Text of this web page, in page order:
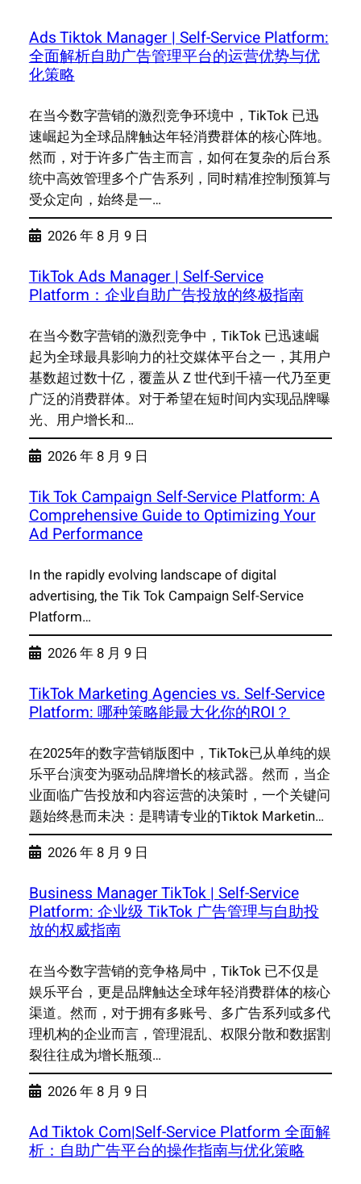
Ads Tiktok Manager | Self-Service Platform:
全面解析自助广告管理平台的运营优势与优
化策略
在当今数字营销的激烈竞争环境中，TikTok 已迅
速崛起为全球品牌触达年轻消费群体的核心阵地。
然而，对于许多广告主而言，如何在复杂的后台系
统中高效管理多个广告系列，同时精准控制预算与
受众定向，始终是一…
2026 年 8 月 9 日
TikTok Ads Manager | Self-Service
Platform：企业自助广告投放的终极指南
在当今数字营销的激烈竞争中，TikTok 已迅速崛
起为全球最具影响力的社交媒体平台之一，其用户
基数超过数十亿，覆盖从 Z 世代到千禧一代乃至更
广泛的消费群体。对于希望在短时间内实现品牌曝
光、用户增长和…
2026 年 8 月 9 日
Tik Tok Campaign Self-Service Platform: A
Comprehensive Guide to Optimizing Your
Ad Performance
In the rapidly evolving landscape of digital
advertising, the Tik Tok Campaign Self-Service
Platform…
2026 年 8 月 9 日
TikTok Marketing Agencies vs. Self-Service
Platform: 哪种策略能最大化你的ROI？
在2025年的数字营销版图中，TikTok已从单纯的娱
乐平台演变为驱动品牌增长的核武器。然而，当企
业面临广告投放和内容运营的决策时，一个关键问
题始终悬而未决：是聘请专业的Tiktok Marketin…
2026 年 8 月 9 日
Business Manager TikTok | Self-Service
Platform: 企业级 TikTok 广告管理与自助投
放的权威指南
在当今数字营销的竞争格局中，TikTok 已不仅是
娱乐平台，更是品牌触达全球年轻消费群体的核心
渠道。然而，对于拥有多账号、多广告系列或多代
理机构的企业而言，管理混乱、权限分散和数据割
裂往往成为增长瓶颈…
2026 年 8 月 9 日
Ad Tiktok Com|Self-Service Platform 全面解
析：自助广告平台的操作指南与优化策略